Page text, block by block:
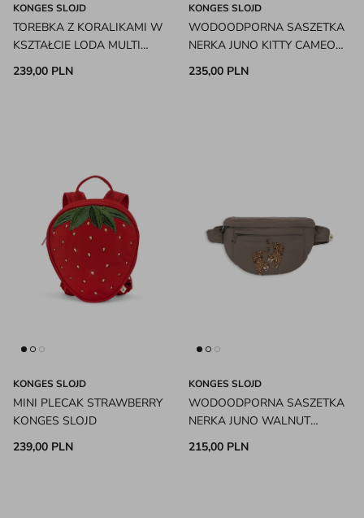
KONGES SLOJD
TOREBKA Z KORALIKAMI W
KSZTAŁCIE LODA MULTI
239,00 PLN
KONGES SLOJD
WODOODPORNA SASZETKA
NERKA JUNO KITTY CAMEO
235,00 PLN
KONGES SLOJD
MINI PLECAK STRAWBERRY
KONGES SLOJD
239,00 PLN
KONGES SLOJD
WODOODPORNA SASZETKA
NERKA JUNO WALNUT
KONGES SLOJD
215,00 PLN